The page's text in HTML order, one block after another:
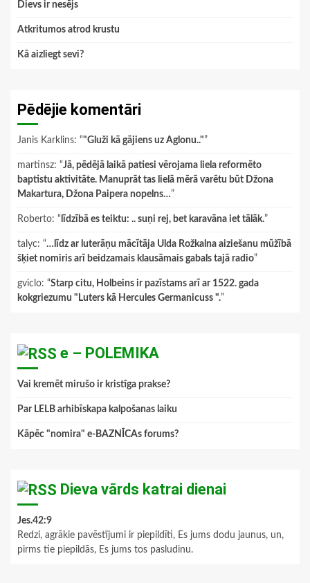
Dievs ir nesējs
Atkritumos atrod krustu
Kā aizliegt sevi?
Pēdējie komentāri
Janis Karklins: “"Gluži kā gājiens uz Aglonu.."”
martinsz: “Jā, pēdējā laikā patiesi vērojama liela reformēto
baptistu aktivitāte. Manuprāt tas lielā mērā varētu būt Džona
Makartura, Džona Paipera nopelns…”
Roberto: “ līdzībā es teiktu: .. suņi rej, bet karavāna iet tālāk.”
talyc: “…līdz ar luterāņu mācītāja Ulda Rožkalna aiziešanu mūžībā
šķiet nomiris arī beidzamais klausāmais gabals tajā radio”
gviclo: “Starp citu, Holbeins ir pazīstams arī ar 1522. gada
kokgriezumu "Luters kā Hercules Germanicuss ".”
e – POLEMIKA
Vai kremēt mirušo ir kristīga prakse?
Par LELB arhibīskapa kalpošanas laiku
Kāpēc "nomira" e-BAZNĪCAs forums?
Dieva vārds katrai dienai
Jes.42:9
Redzi, agrākie pavēstījumi ir piepildīti, Es jums dodu jaunus, un,
pirms tie piepildās, Es jums tos pasludinu.